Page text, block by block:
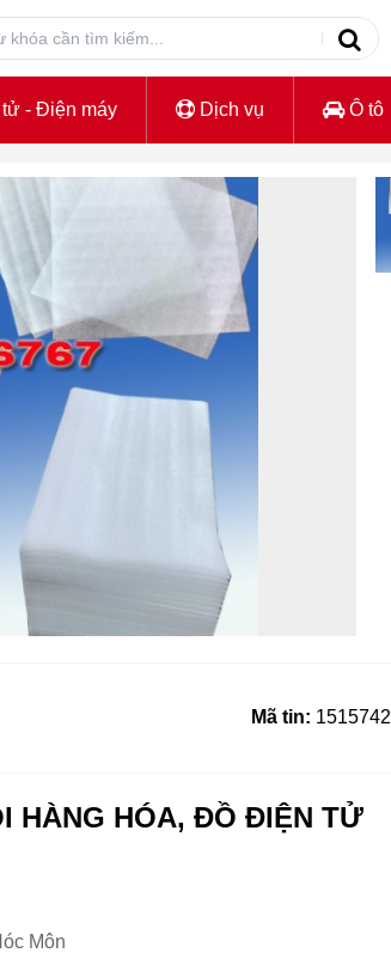
- Điện máy Dịch vụ Ô tô
Mã tin: 1515742
HÀNG HÓA, ĐỒ ĐIỆN TỬ
Môn